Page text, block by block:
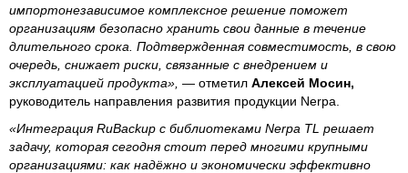
импортонезависимое комплексное решение поможет
организациям безопасно хранить свои данные в течение
длительного срока. Подтвержденная совместимость, в свою
очередь, снижает риски, связанные с внедрением и
эксплуатацией продукта», — отметил Алексей Мосин,
руководитель направления развития продукции Nerpa.
«Интеграция RuBackup с библиотеками Nerpa TL решает
задачу, которая сегодня стоит перед многими крупными
организациями: как надёжно и экономически эффективно